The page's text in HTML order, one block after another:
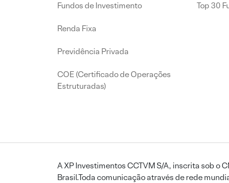
Fundos de Investimento
Renda Fixa
Previdência Privada
COE (Certificado de Operações
Estruturadas)
Top 30
A XP Investimentos CCTVM S/A, inscrita sob
Brasil.Toda comunicação através de rede